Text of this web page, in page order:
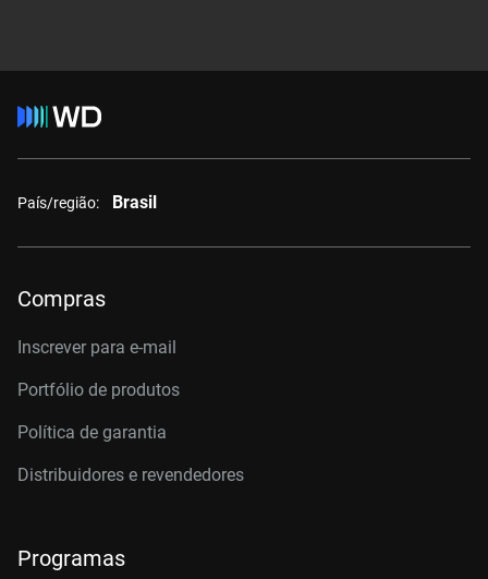
País/região: Brasil
Compras
Inscrever para e-mail
Portfólio de produtos
Política de garantia
Distribuidores e revendedores
Programas